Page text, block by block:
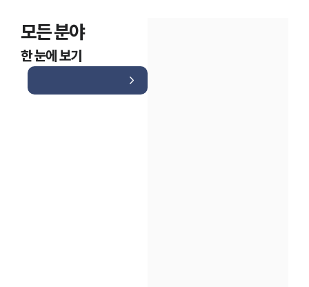
모든 분야
한 눈에 보기